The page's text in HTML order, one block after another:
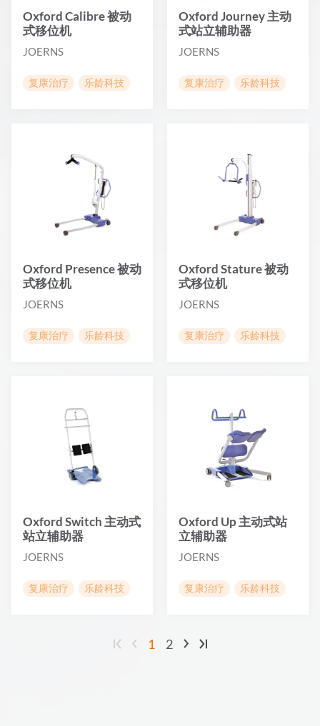
Oxford Calibre 被动
式移位机
JOERNS
复康治疗 乐龄科技
Oxford Journey 主动
式站立辅助器
JOERNS
复康治疗 乐龄科技
Oxford Presence 被动
式移位机
JOERNS
复康治疗 乐龄科技
Oxford Stature 被动
式移位机
JOERNS
复康治疗 乐龄科技
Oxford Switch 主动式
站立辅助器
JOERNS
复康治疗 乐龄科技
Oxford Up 主动式站
立辅助器
JOERNS
复康治疗 乐龄科技
1 2